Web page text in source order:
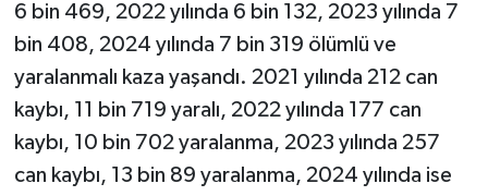
6 bin 469, 2022 yılında 6 bin 132, 2023 yılında 7
bin 408, 2024 yılında 7 bin 319 ölümlü ve
yaralanmalı kaza yaşandı. 2021 yılında 212 can
kaybı, 11 bin 719 yaralı, 2022 yılında 177 can
kaybı, 10 bin 702 yaralanma, 2023 yılında 257
can kaybı, 13 bin 89 yaralanma, 2024 yılında ise